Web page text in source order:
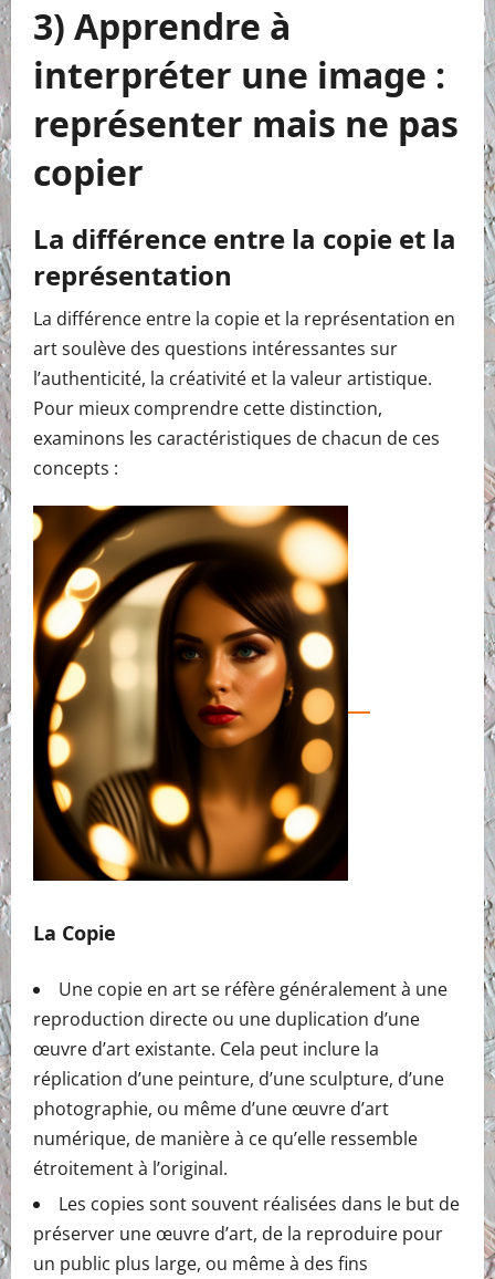
3) Apprendre à
interpréter une image :
représenter mais ne pas
copier
La différence entre la copie et la
représentation
La différence entre la copie et la représentation en
art soulève des questions intéressantes sur
l’authenticité, la créativité et la valeur artistique.
Pour mieux comprendre cette distinction,
examinons les caractéristiques de chacun de ces
concepts :
La Copie
Une copie en art se réfère généralement à une
reproduction directe ou une duplication d’une
œuvre d’art existante. Cela peut inclure la
réplication d’une peinture, d’une sculpture, d’une
photographie, ou même d’une œuvre d’art
numérique, de manière à ce qu’elle ressemble
étroitement à l’original.
Les copies sont souvent réalisées dans le but de
préserver une œuvre d’art, de la reproduire pour
un public plus large, ou même à des fins